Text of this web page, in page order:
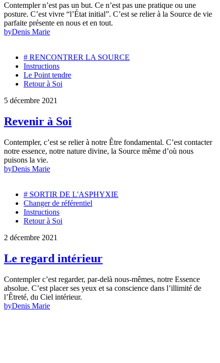
Contempler n’est pas un but. Ce n’est pas une pratique ou une
posture. C’est vivre “l’État initial”. C’est se relier à la Source de vie
parfaite présente en nous et en tout.
byDenis Marie
# RENCONTRER LA SOURCE
Instructions
Le Point tendre
Retour à Soi
5 décembre 2021
Revenir à Soi
Contempler, c’est se relier à notre Être fondamental. C’est contacter
notre essence, notre nature divine, la Source même d’où nous
puisons la vie.
byDenis Marie
# SORTIR DE L'ASPHYXIE
Changer de référentiel
Instructions
Retour à Soi
2 décembre 2021
Le regard intérieur
Contempler c’est regarder, par-delà nous-mêmes, notre Essence
absolue. C’est placer ses yeux et sa conscience dans l’illimité de
l’Êtreté, du Ciel intérieur.
byDenis Marie